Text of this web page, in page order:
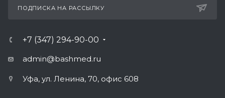
ПОДПИСКА НА РАССЫЛКУ
+7 (347) 294-90-00
admin@bashmed.ru
Уфа, ул. Ленина, 70, офис 608